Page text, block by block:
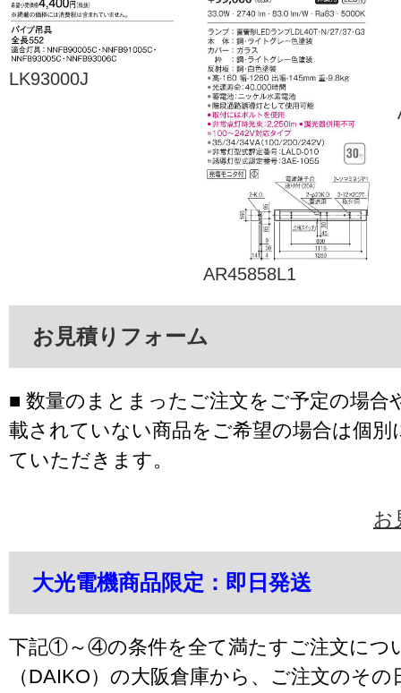
LK93000J
AR45858L1
お見積りフォーム
■ 数量のまとまったご注文をご予定の場合
載されていない商品をご希望の場合は個別
ていただきます。
お
大光電機商品限定：即日発送
下記①～④の条件を全て満たすご注文につ
（DAIKO）の大阪倉庫から、ご注文のそ